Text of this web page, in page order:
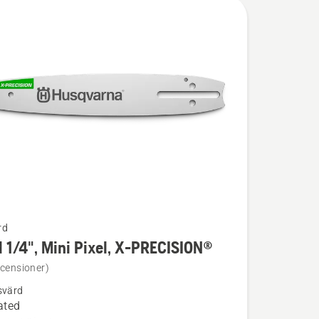
1/4", Mini Pixel, X-PRECISION®